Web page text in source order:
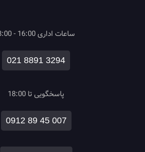
ساعات اداری 16:00 - 8:00
021 8891 3294
پاسخگویی تا 18:00
0912 89 45 007